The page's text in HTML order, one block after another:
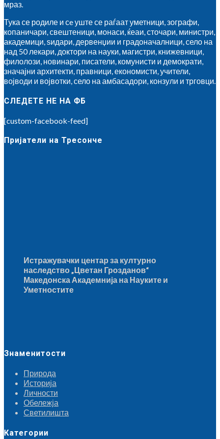
мраз.
Тука се родиле и сe уште се раѓаат уметници, зографи,
копаничари, свештеници, монаси, ќеаи, сточари, министри,
академици, ѕидари, дервенџии и градоначалници, село на
над 50 лекари, доктори на науки, магистри, книжевници,
филолози, новинари, писатели, комунисти и демократи,
значајни архитекти, правници, економисти, учители,
војводи и војвотки, село на амбасадори, конзули и трговци.
СЛЕДЕТЕ НЕ НА ФБ
[custom-facebook-feed]
Пријатели на Тресонче
Истражувачки центар за културно
наследство „Цветан Грозданов“
Македонска Академнија на Науките и
Уметностите
Знаменитости
Природа
Историја
Личности
Обележја
Светилишта
Категории